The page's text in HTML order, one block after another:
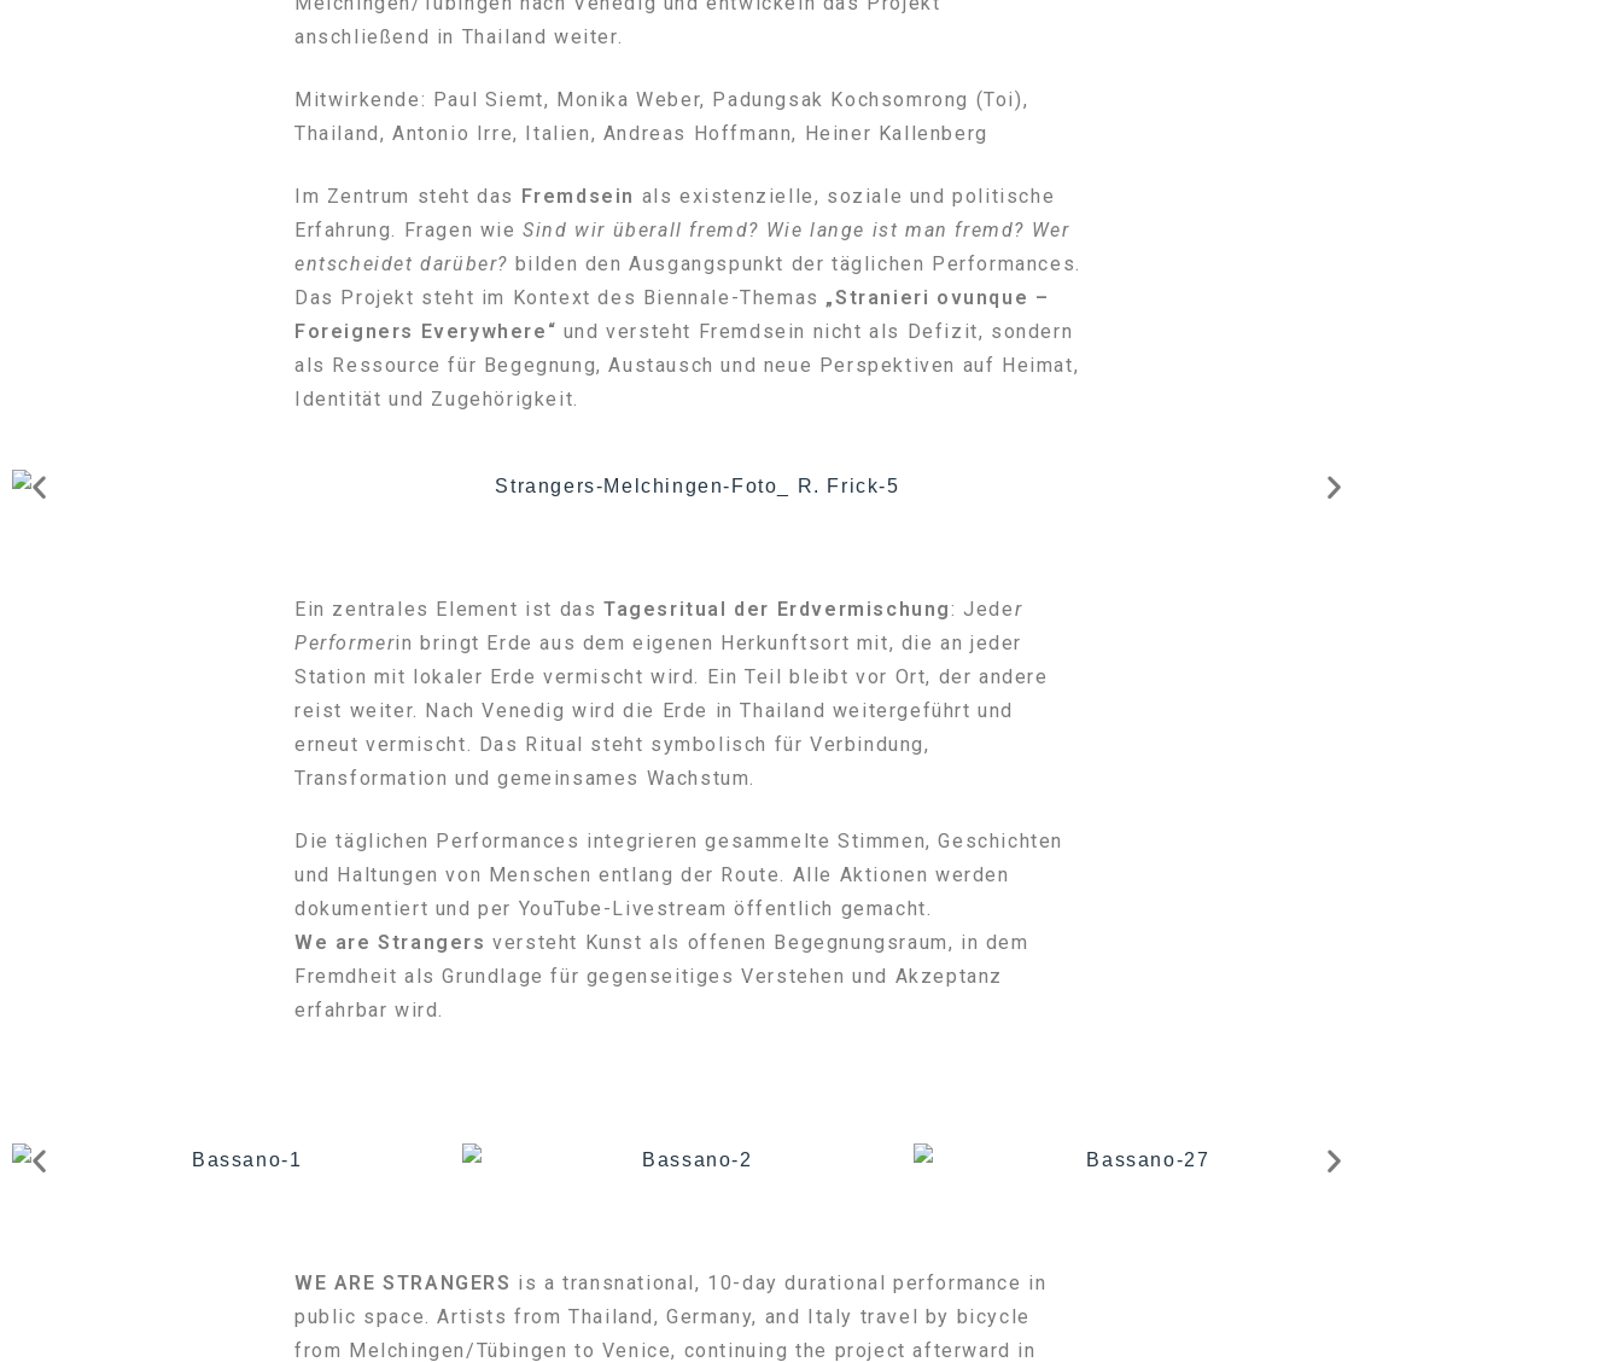
anschließend in Thailand weiter.
Mitwirkende: Paul Siemt, Monika Weber, Padungsak Kochsomrong (Toi),
Thailand, Antonio Irre, Italien, Andreas Hoffmann, Heiner Kallenberg
Im Zentrum steht das Fremdsein als existenzielle, soziale und politische
Erfahrung. Fragen wieSind wir überall fremd? Wie lange ist man fremd? Wer
entscheidet darüber? bilden den Ausgangspunkt der täglichen Performances.
Das Projekt steht im Kontext des Biennale-Themas „Stranieri ovunque –
Foreigners Everywhere“ und versteht Fremdsein nicht als Defizit, sondern
als Ressource für Begegnung, Austausch und neue Perspektiven auf Heimat,
Identität und Zugehörigkeit.
Ein zentrales Element ist das Tagesritual der Erdvermischung: Jeder
Performerin bringt Erde aus dem eigenen Herkunftsort mit, die an jeder
Station mit lokaler Erde vermischt wird. Ein Teil bleibt vor Ort, der andere
reist weiter. Nach Venedig wird die Erde in Thailand weitergeführt und
erneut vermischt. Das Ritual steht symbolisch für Verbindung,
Transformation und gemeinsames Wachstum.
Die täglichen Performances integrieren gesammelte Stimmen, Geschichten
und Haltungen von Menschen entlang der Route. Alle Aktionen werden
dokumentiert und per YouTube-Livestream öffentlich gemacht.
We are Strangers versteht Kunst als offenen Begegnungsraum, in dem
Fremdheit als Grundlage für gegenseitiges Verstehen und Akzeptanz
erfahrbar wird.
WE ARE STRANGERS is a transnational, 10-day durational performance in
public space. Artists from Thailand, Germany, and Italy travel by bicycle
from Melchingen/Tübingen to Venice, continuing the project afterward in